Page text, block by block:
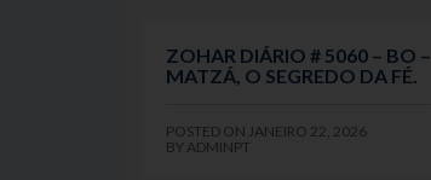
ZOHAR DIÁRIO # 5060 – BO –
MATZÁ, O SEGREDO DA FÉ.
POSTED ON JANEIRO 22, 2026
BY ADMINPT